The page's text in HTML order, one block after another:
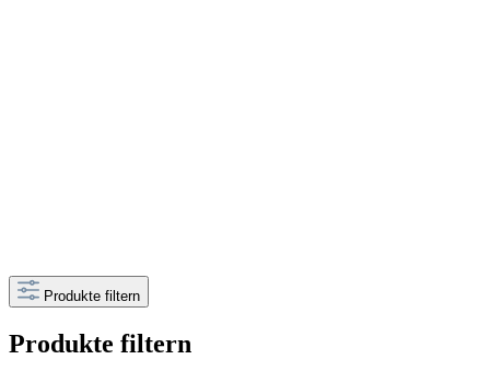
Produkte filtern
Produkte filtern